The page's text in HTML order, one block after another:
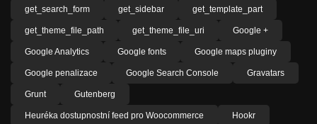
get_search_form get_sidebar get_template_part
get_theme_file_path get_theme_file_uri Google +
Google Analytics Google fonts Google maps pluginy
Google penalizace Google Search Console Gravatars
Grunt Gutenberg
Heuréka dostupnostní feed pro Woocommerce Hookr